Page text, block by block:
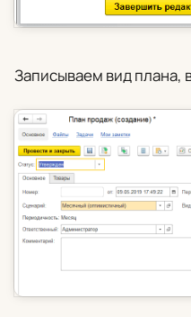
Записываем вид плана,